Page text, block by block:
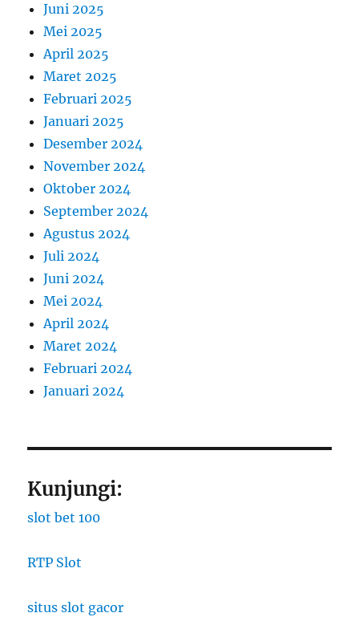
Juni 2025
Mei 2025
April 2025
Maret 2025
Februari 2025
Januari 2025
Desember 2024
November 2024
Oktober 2024
September 2024
Agustus 2024
Juli 2024
Juni 2024
Mei 2024
April 2024
Maret 2024
Februari 2024
Januari 2024
Kunjungi:
slot bet 100
RTP Slot
situs slot gacor